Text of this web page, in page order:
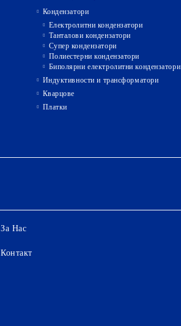
Кондензатори
Електролитни кондензатори
Танталови кондензатори
Супер кондензатори
Полиестерни кондензатори
Биполярни електролитни кондензатори
Индуктивности и трансформатори
Кварцове
Платки
За Нас
Контакт